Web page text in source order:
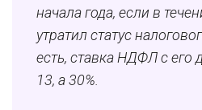
начала года, если в
утратил статус
есть, ставка НДФЛ с его
13, а 30%.